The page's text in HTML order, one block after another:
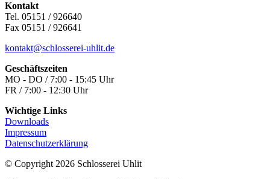
Kontakt
Tel. 05151 / 926640
Fax 05151 / 926641
kontakt@schlosserei-uhlit.de
Geschäftszeiten
MO - DO / 7:00 - 15:45 Uhr
FR / 7:00 - 12:30 Uhr
Wichtige Links
Downloads
Impressum
Datenschutzerklärung
© Copyright 2026 Schlosserei Uhlit